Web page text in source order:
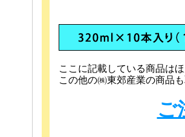
ここに記載している商品はほ
この他の㈱東郊産業の商品
ご